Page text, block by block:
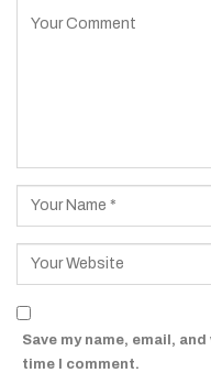
Save my name, email,
time I comment.